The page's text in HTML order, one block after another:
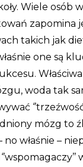
Wiele osób w
zapomina
takich jak
one są
woda tak
mózg to
no właśnie –